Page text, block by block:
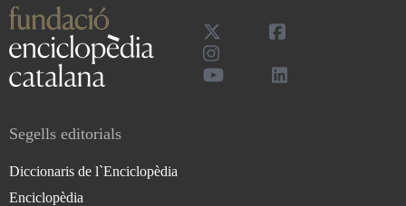
Segells editorials
Diccionaris de l`Enciclopèdia
Enciclopèdia